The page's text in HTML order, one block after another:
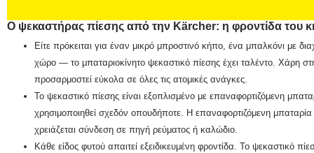
Ο ψεκαστήρας πίεσης από την Kärcher: η φροντίδα του
Είτε πρόκειται για έναν μικρό μπροστινό κήπο, ένα μπαλκόνι με
χώρο — το μπαταριοκίνητο ψεκαστικό πίεσης έχει ταλέντο. Χάρη
προσαρμοστεί εύκολα σε όλες τις ατομικές ανάγκες.
Το ψεκαστικό πίεσης είναι εξοπλισμένο με επαναφορτιζόμενη
χρησιμοποιηθεί σχεδόν οπουδήποτε. Η επαναφορτιζόμενη
χρειάζεται σύνδεση σε πηγή ρεύματος ή καλώδιο.
Κάθε είδος φυτού απαιτεί εξειδικευμένη φροντίδα. Το ψεκαστικό